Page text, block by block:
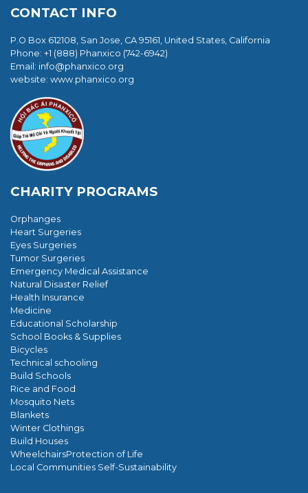
CONTACT INFO
P.O Box 612108, San Jose, CA 95161, United States, California
Phone: +1 (888) Phanxico (742-6942)
Email: info@phanxico.org
website: www.phanxico.org
CHARITY PROGRAMS
Orphanges
Heart Surgeries
Eyes Surgeries
Tumor Surgeries
Emergency Medical Assistance
Natural Disaster Relief
Health Insurance
Medicine
Educational Scholarship
School Books & Supplies
Bicycles
Technical schooling
Build Schools
Rice and Food
Mosquito Nets
Blankets
Winter Clothings
Build Houses
WheelchairsProtection of Life
Local Communities Self-Sustainability